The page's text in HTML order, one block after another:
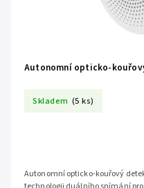
Autonomní opticko-
Skladem (5 ks)
Autonomní opticko-kouřový